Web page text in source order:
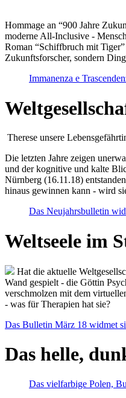
Hommage an “900 Jahre
moderne All-Inclusive -
Roman “Schiffbruch mit
Zukunftsforscher, sondern
Immanenza e
Therese unsere
Die letzten Jahre zeigen
und der kognitive und kalte
Nürnberg (16.11.18)
hinaus gewinnen kann - wird
Das Neujahrsbulletin
Weltseele im
Hat die aktuelle
Wand gespielt - die Göttin
verschmolzen mit dem
- was für Therapien hat sie?
Das Bulletin März 18 widmet
Das helle,
Das vielfarbige Polen,